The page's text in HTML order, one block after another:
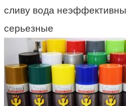
сливу вода
серьезные